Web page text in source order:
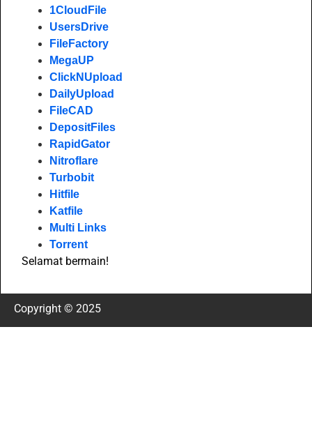
1CloudFile
UsersDrive
FileFactory
MegaUP
ClickNUpload
DailyUpload
FileCAD
DepositFiles
RapidGator
Nitroflare
Turbobit
Hitfile
Katfile
Multi Links
Torrent
Selamat bermain!
Copyright © 2025